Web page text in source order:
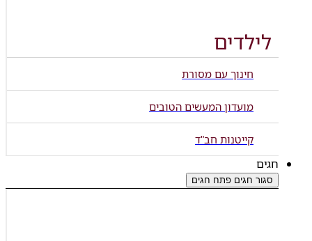
לילדים
חינוך עם מסורת
מועדון המעשים הטובים
קייטנות חב"ד
חגים
סגור חגים פתח חגים